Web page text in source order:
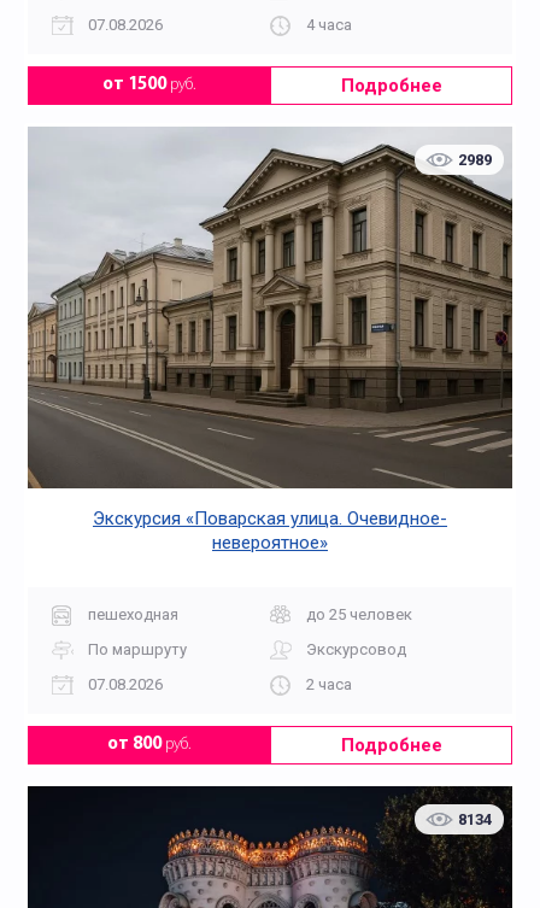
07.08.2026
4 часа
от 1500руб. Подробнее
2989
Экскурсия «Поварская улица. Очевидное-
невероятное»
пешеходная
до 25 человек
По маршруту
Экскурсовод
07.08.2026
2 часа
от 800руб. Подробнее
8134